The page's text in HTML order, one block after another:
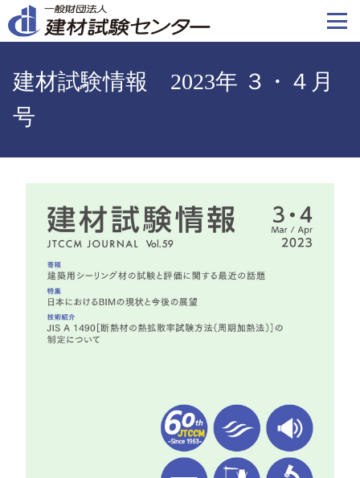
イ
ン建材試験情報 2023年 ３・４月
号